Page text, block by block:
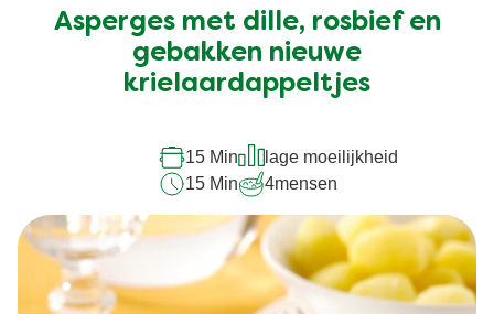
voor
deze
Asperges met dille, rosbief en
gebakken nieuwe
krielaardappeltjes
15 Min
lage moeilijkheid
15 Min
4mensen